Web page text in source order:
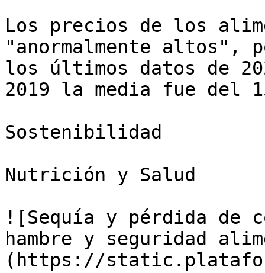
Los precios de los
"anormalmente altos",
los últimos datos de
2019 la media fue del
Sostenibilidad
Nutrición y Salud
![Sequía y pérdida de
hambre y seguridad
(https://